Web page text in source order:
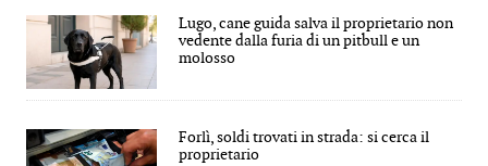
Lugo, cane guida salva il proprietario non
vedente dalla furia di un pitbull e un
molosso
Forlì, soldi trovati in strada: si cerca il
proprietario